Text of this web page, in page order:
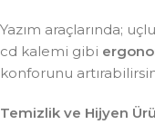
Yazım araçlarında;
cd kalemi gibi
konforunu
Temizlik ve Hijyen